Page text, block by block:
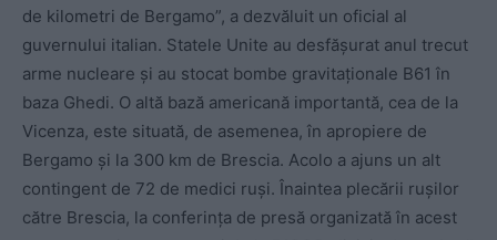
de kilometri de Bergamo”, a dezvăluit un oficial al
guvernului italian. Statele Unite au desfășurat anul trecut
arme nucleare și au stocat bombe gravitaționale B61 în
baza Ghedi. O altă bază americană importantă, cea de la
Vicenza, este situată, de asemenea, în apropiere de
Bergamo și la 300 km de Brescia. Acolo a ajuns un alt
contingent de 72 de medici ruși. Înaintea plecării rușilor
către Brescia, la conferința de presă organizată în acest